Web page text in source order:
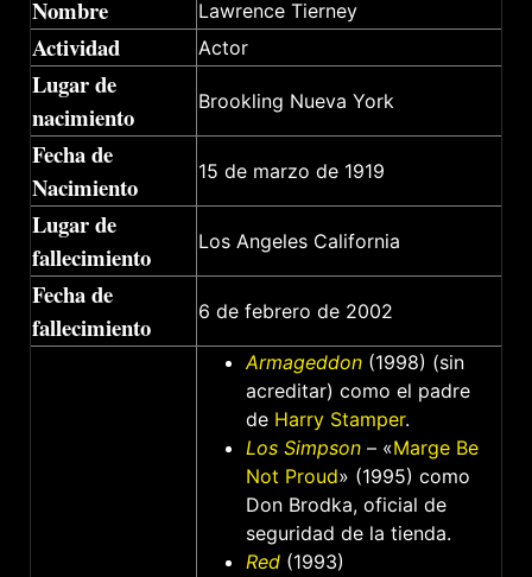
Nombre Lawrence Tierney
Actividad Actor
Lugar de
nacimiento
Brookling Nueva York
Fecha de
Nacimiento
15 de marzo de 1919
Lugar de
fallecimiento
Los Angeles California
Fecha de
fallecimiento
6 de febrero de 2002
Armageddon (1998) (sin
acreditar) como el padre
de Harry Stamper.
Los Simpson – «Marge Be
Not Proud» (1995) como
Don Brodka, oficial de
seguridad de la tienda.
Red (1993)